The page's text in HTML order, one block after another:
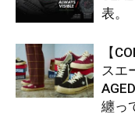
表。
【
スエ
纏っ